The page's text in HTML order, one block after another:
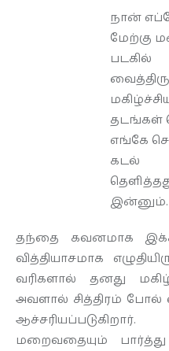
நான்
மேற்கு
தடங்கள்
எங்கே
கடல்
தந்தை கவனமாக
வித்தியாசமாக
வரிகளால் தனது
அவளால் சித்திரம்
மறைவதையும்